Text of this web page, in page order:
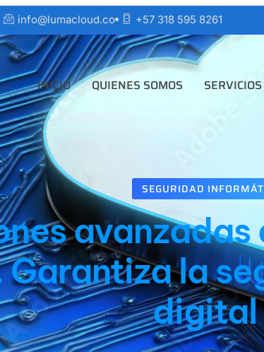
info@lumacloud.co +57 318 595 8261
INICIO QUIENES SOMOS SERVICIOS
SEGURIDAD
la